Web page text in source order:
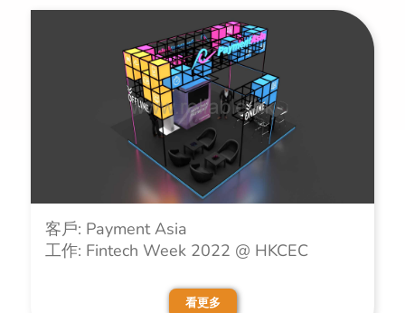
客戶: Payment Asia
工作: Fintech Week 2022 @ HKCEC
看更多